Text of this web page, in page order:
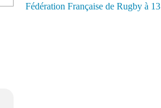
Fédération Française de Rugby à 13